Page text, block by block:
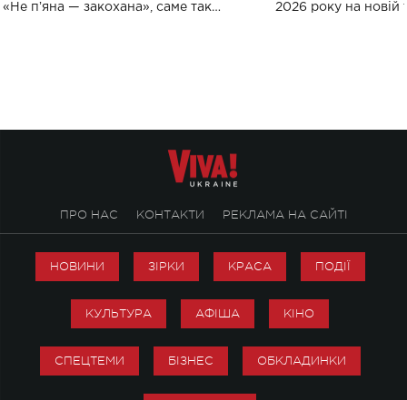
«Не пʼяна — закохана», саме так
2026 року на новій
ПРО НАС КОНТАКТИ РЕКЛАМА НА САЙТІ
НОВИНИ ЗІРКИ КРАСА ПОДІЇ
КУЛЬТУРА АФІША КІНО
СПЕЦТЕМИ БІЗНЕС ОБКЛАДИНКИ